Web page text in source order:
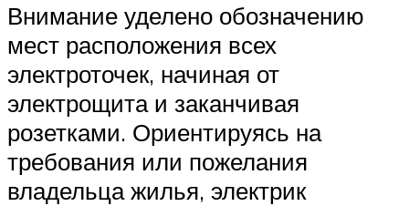
Внимание уделено обозначению
мест расположения всех
электроточек, начиная от
электрощита и заканчивая
розетками. Ориентируясь на
требования или пожелания
владельца жилья, электрик